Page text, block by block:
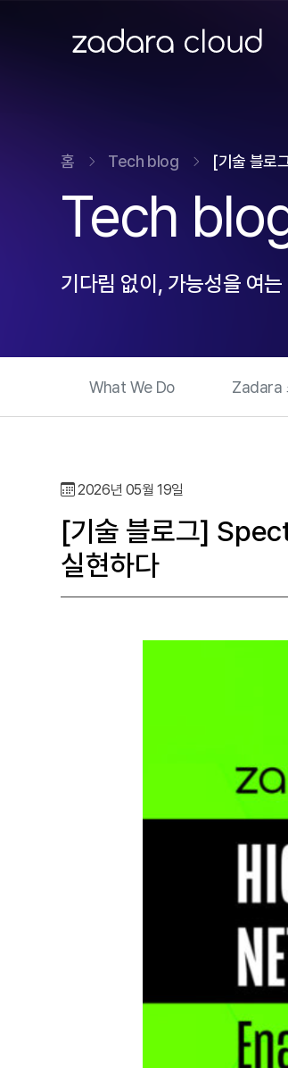
ZADARA CLOUD
홈 Tech blog [기술 블로
Tech
기다림 없이, 가능성을 여
What We Do Zadara
2026년 05월 19일
[기술 블로그]
실현하다